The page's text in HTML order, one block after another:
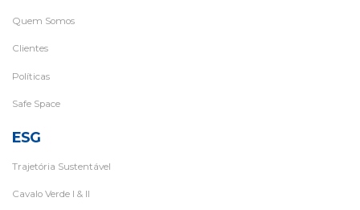
Quem Somos
Clientes
Políticas
Safe Space
ESG
Trajetória Sustentável
Cavalo Verde I & II